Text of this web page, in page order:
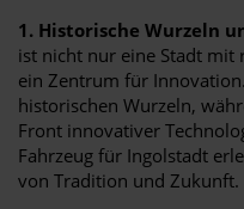
1. Historische Wurzeln
ist nicht nur eine Stadt mit
ein Zentrum für
historischen Wurzeln,
Front innovativer
Fahrzeug für Ingolstadt
von Tradition und Zukunft.